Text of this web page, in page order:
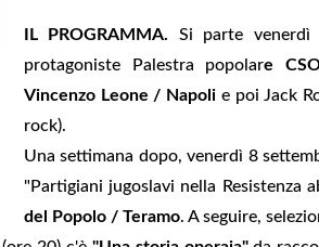
IL PROGRAMMA. Si parte venerdì
protagoniste
Palestra popolare
Vincenzo Leone / Napoli e poi Jack
rock).
Una settimana dopo, venerdì 8
"Partigiani jugoslavi nella Resistenza
del Popolo / Teramo. A seguire,